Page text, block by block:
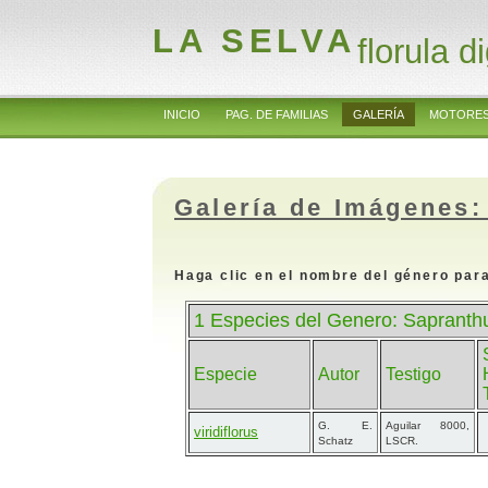
LA SELVAflorula
INICIO PAG. DE FAMILIAS GALERÍA
Galería de
Haga clic en el nombre del género
1 Especies del Genero:
Especie Autor Testigo
viridiflorus
G. E.
Schatz
Aguilar 8000,
LSCR.